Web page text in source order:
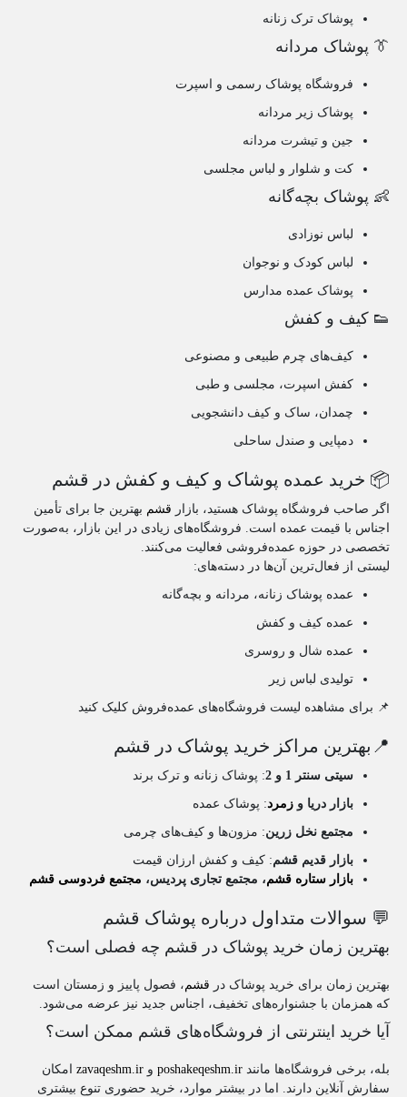
پوشاک ترک زنانه
👔 پوشاک مردانه
فروشگاه پوشاک رسمی و اسپرت
پوشاک زیر مردانه
جین و تیشرت مردانه
کت و شلوار و لباس مجلسی
👶 پوشاک بچه‌گانه
لباس نوزادی
لباس کودک و نوجوان
پوشاک عمده مدارس
👟 کیف و کفش
کیف‌های چرم طبیعی و مصنوعی
کفش اسپرت، مجلسی و طبی
چمدان، ساک و کیف دانشجویی
دمپایی و صندل ساحلی
📦 خرید عمده پوشاک و کیف و کفش در قشم
اگر صاحب فروشگاه پوشاک هستید، بازار قشم بهترین جا برای تأمین
اجناس با قیمت عمده است. فروشگاه‌های زیادی در این بازار، به‌صورت
تخصصی در حوزه عمده‌فروشی فعالیت می‌کنند.
لیستی از فعال‌ترین آن‌ها در دسته‌های:
عمده پوشاک زنانه، مردانه و بچه‌گانه
عمده کیف و کفش
عمده شال و روسری
تولیدی لباس زیر
📌 برای مشاهده لیست فروشگاه‌های عمده‌فروش کلیک کنید
📍بهترین مراکز خرید پوشاک در قشم
سیتی سنتر 1 و 2 : پوشاک زنانه و ترک برند
بازار دریا وزمرد: پوشاک عمده
مجتمع نخل زرین: مزون‌ها و کیف‌های چرمی
بازار قدیم قشم: کیف و کفش ارزان قیمت
بازار ستاره قشم، مجتمع تجاری پردیس، مجتمع فردوسی قشم
💬 سوالات متداول درباره پوشاک قشم
بهترین زمان خرید پوشاک در قشم چه فصلی است؟
بهترین زمان برای خرید پوشاک در قشم ، فصول پاییز و زمستان است
که همزمان با جشنواره‌های تخفیف، اجناس جدید نیز عرضه می‌شود.
آیا خرید اینترنتی از فروشگاه‌های قشم ممکن است؟
بله، برخی فروشگاه‌ها مانندposhakeqeshm.ir وzavaqeshm.ir امکان
سفارش آنلاین دارند. اما در بیشتر موارد، خرید حضوری تنوع بیشتری